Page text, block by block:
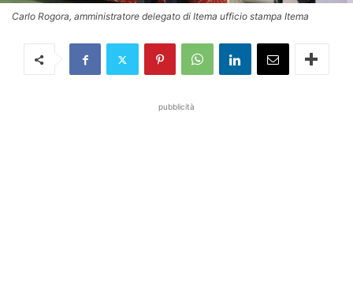
Carlo Rogora, amministratore delegato di Itema ufficio stampa Itema
pubblicità